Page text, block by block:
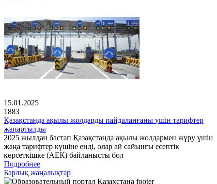
15.01.2025
1883
Қазақстанда ақылы жолдарды пайдаланғаны үшін тарифтер
жаңартылды
2025 жылдан бастап Қазақстанда ақылы жолдармен жүру үшін
жаңа тарифтер күшіне енді, олар ай сайынғы есептік
көрсеткішке (АЕК) байланысты бол
Подробнее
Барлық жаңалықтар